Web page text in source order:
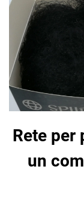
Rete per
un